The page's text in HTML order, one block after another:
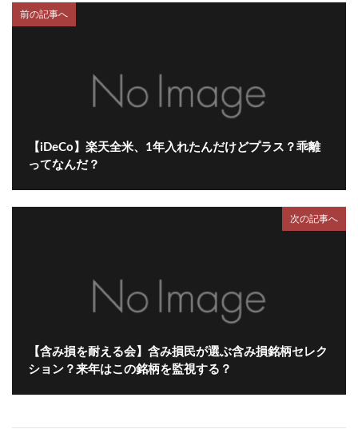
前の記事へ
【iDeCo】楽天全米、1年入れたんだけどプラス？乖離
ってなんだ？
次の記事へ
【含み損を耐える会】含み損民が選ぶ含み損銘柄セレク
ション？来年はこの銘柄を監視する？